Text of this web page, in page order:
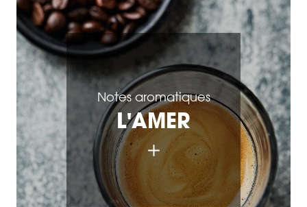
Notes aromatiques
L'AMER